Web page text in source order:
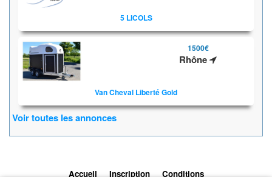
5 LICOLS
1500€
Rhône
Van Cheval Liberté Gold
Voir toutes les annonces
Accueil Inscription Conditions